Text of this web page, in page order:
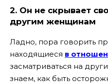
2. Он не скрывает
другим женщинам
Ладно, пора говорить
находящиеся в
засматриваться на
знаем, как быть